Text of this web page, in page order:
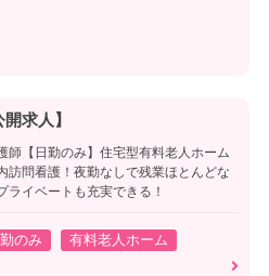
開求人】
師【日勤のみ】住宅型有料老人ホーム
訪問看護！夜勤なしで残業ほとんどな
ライベートも充実できる！
勤のみ
有料老人ホーム